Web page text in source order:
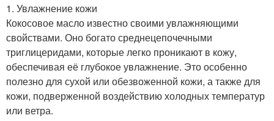
1. Увлажнение кожи
Кокосовое масло известно своими увлажняющими
свойствами. Оно богато среднецепочечными
триглицеридами, которые легко проникают в кожу,
обеспечивая её глубокое увлажнение. Это особенно
полезно для сухой или обезвоженной кожи, а также для
кожи, подверженной воздействию холодных температур
или ветра.